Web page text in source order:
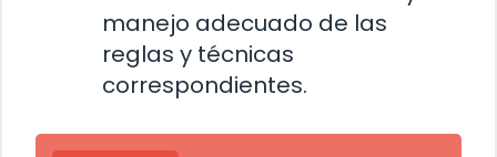
manejo adecuado de las
reglas y técnicas
correspondientes.